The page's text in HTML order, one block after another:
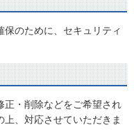
のために、セキュリティ
正・削除などをご希望され
、対応させていただきま